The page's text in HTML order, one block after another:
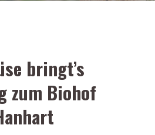
bringt’s
zum Biohof